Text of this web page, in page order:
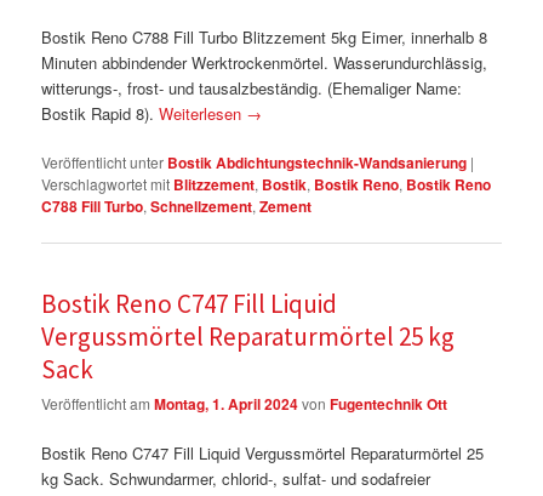
Bostik Reno C788 Fill Turbo Blitzzement 5kg Eimer, innerhalb 8
Minuten abbindender Werktrockenmörtel. Wasserundurchlässig,
witterungs-, frost- und tausalzbeständig. (Ehemaliger Name:
Bostik Rapid 8).Weiterlesen →
Veröffentlicht unter Bostik Abdichtungstechnik-Wandsanierung |
Verschlagwortet mit Blitzzement, Bostik, Bostik Reno, Bostik Reno
C788 Fill Turbo,Schnellzement,Zement
Bostik Reno C747 Fill Liquid
Vergussmörtel Reparaturmörtel 25 kg
Sack
Veröffentlicht amMontag, 1. April 2024vonFugentechnik Ott
Bostik Reno C747 Fill Liquid Vergussmörtel Reparaturmörtel 25
kg Sack. Schwundarmer, chlorid-, sulfat- und sodafreier